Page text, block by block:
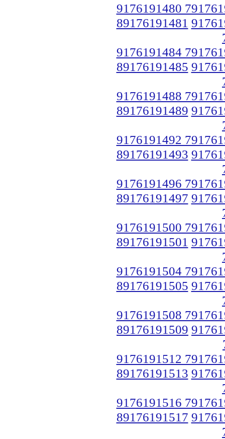
9176191480
89176191481
9176191484
89176191485
9176191488
89176191489
9176191492
89176191493
9176191496
89176191497
9176191500
89176191501
9176191504
89176191505
9176191508
89176191509
9176191512
89176191513
9176191516
89176191517